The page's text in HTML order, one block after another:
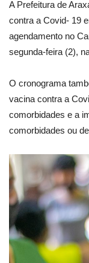
A Prefeitura de
contra a Covid- 19
agendamento no
segunda-feira (2),
O cronograma
vacina contra a
comorbidades e a
comorbidades ou